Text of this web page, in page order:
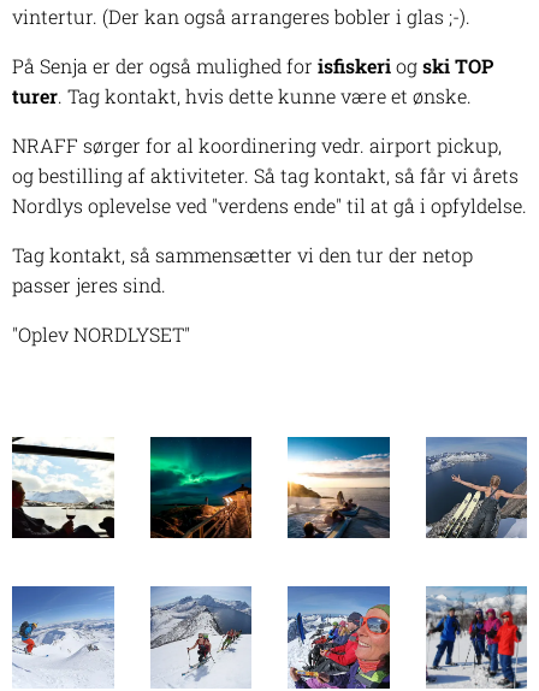
vintertur. (Der kan også arrangeres bobler i glas ;-).
På Senja er der også mulighed for isfiskeriogski TOP
turer. Tag kontakt, hvis dette kunne være et ønske.
NRAFF sørger for al koordinering vedr. airport pickup,
og bestilling af aktiviteter. Så tag kontakt, så får vi årets
Nordlys oplevelse ved "verdens ende" til at gå i opfyldelse.
Tag kontakt, så sammensætter vi den tur der netop
passer jeres sind.
"Oplev NORDLYSET"